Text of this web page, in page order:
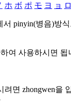
ホ ボ ポ モ ヨ ョ ロ
서 pinyin(병음)방
여 사용하시면 됩
려면 zhongwen을